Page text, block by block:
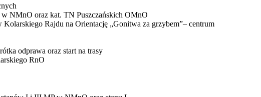
NMnO oraz kat. TN Puszczańskich OMnO
Rajdu na Orientację „Gonitwa za grzybem”– centrum
odprawa oraz start na trasy
RnO